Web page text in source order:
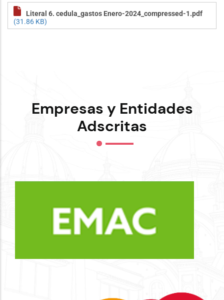
Literal 6. cedula_gastos Enero-2024_compressed-1.pdf
(31.86 KB)
Empresas y Entidades
Adscritas